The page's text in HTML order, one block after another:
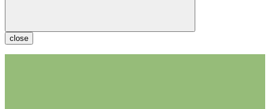
close